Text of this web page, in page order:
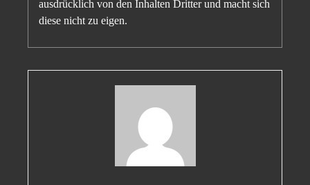
ausdrücklich von den Inhalten Dritter und macht sich
diese nicht zu eigen.